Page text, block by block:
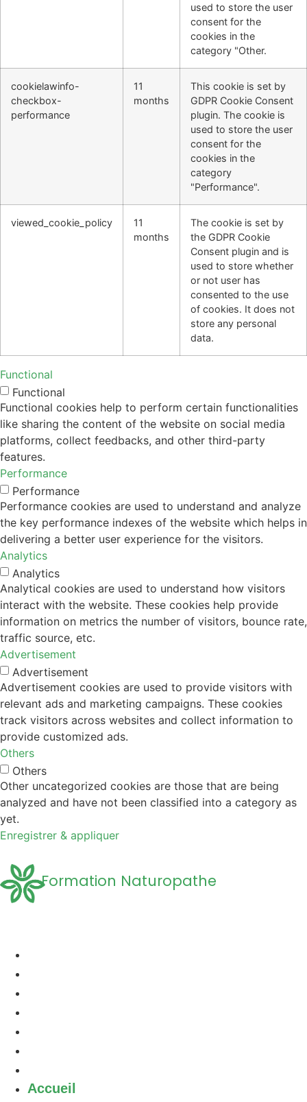
used to store the user
consent for the
cookies in the
category "Other.
cookielawinfo-
checkbox-
performance
11
months
This cookie is set by
GDPR Cookie Consent
plugin. The cookie is
used to store the user
consent for the
cookies in the
category
"Performance".
viewed_cookie_policy
11
months
The cookie is set by
the GDPR Cookie
Consent plugin and is
used to store whether
or not user has
consented to the use
of cookies. It does not
store any personal
data.
Functional
Functional
Functional cookies help to perform certain functionalities
like sharing the content of the website on social media
platforms, collect feedbacks, and other third-party
features.
Performance
Performance
Performance cookies are used to understand and analyze
the key performance indexes of the website which helps in
delivering a better user experience for the visitors.
Analytics
Analytics
Analytical cookies are used to understand how visitors
interact with the website. These cookies help provide
information on metrics the number of visitors, bounce rate,
traffic source, etc.
Advertisement
Advertisement
Advertisement cookies are used to provide visitors with
relevant ads and marketing campaigns. These cookies
track visitors across websites and collect information to
provide customized ads.
Others
Others
Other uncategorized cookies are those that are being
analyzed and have not been classified into a category as
yet.
Enregistrer & appliquer
Formation Naturopathe
Accueil